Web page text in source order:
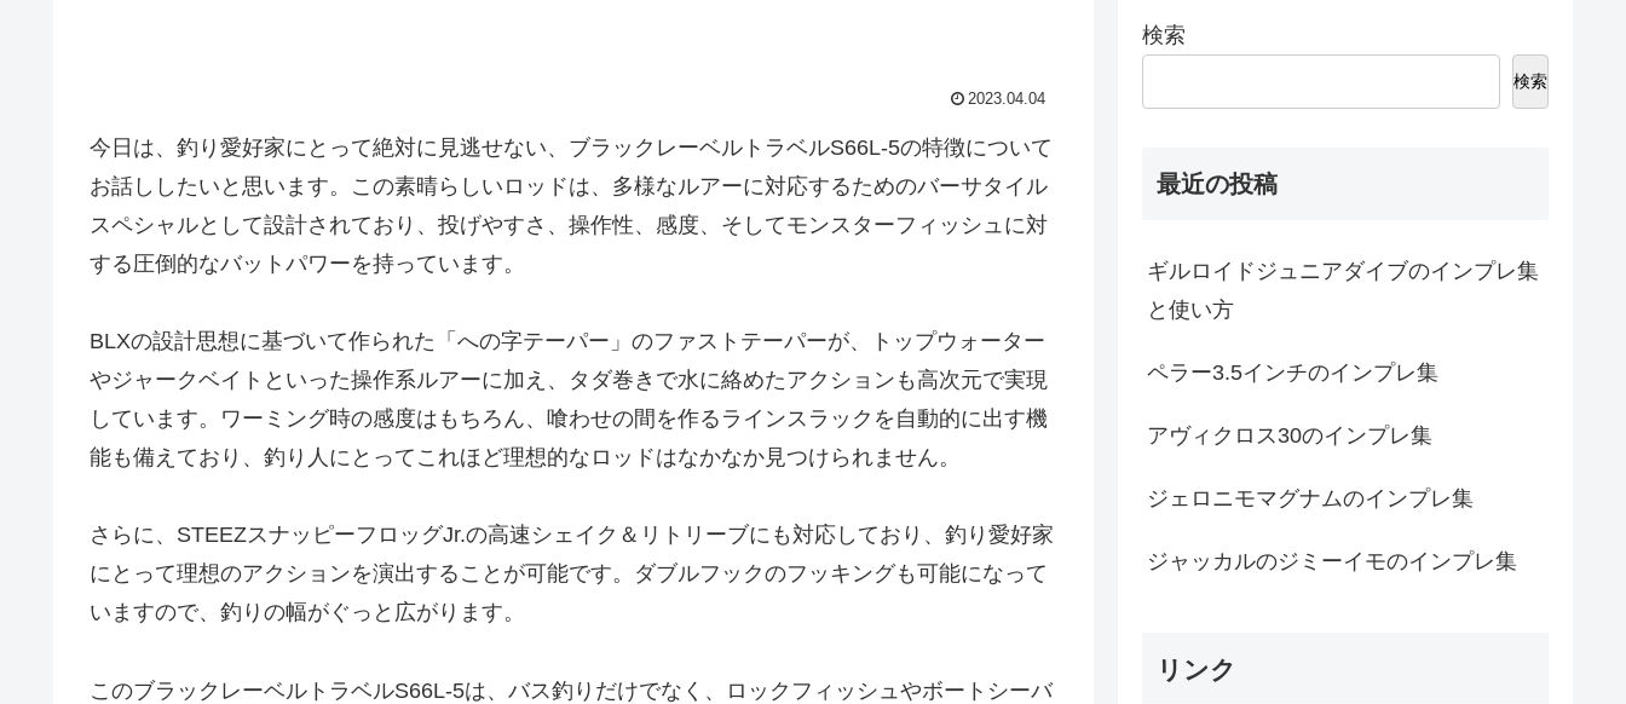
2023.04.04
今日は、釣り愛好家にとって絶対に見逃せない、ブラックレーベルトラベルS66L-5の特徴について
お話ししたいと思います。この素晴らしいロッドは、多様なルアーに対応するためのバーサタイル
スペシャルとして設計されており、投げやすさ、操作性、感度、そしてモンスターフィッシュに対
する圧倒的なバットパワーを持っています。
BLXの設計思想に基づいて作られた「への字テーパー」のファストテーパーが、トップウォーター
やジャークベイトといった操作系ルアーに加え、タダ巻きで水に絡めたアクションも高次元で実現
しています。ワーミング時の感度はもちろん、喰わせの間を作るラインスラックを自動的に出す機
能も備えており、釣り人にとってこれほど理想的なロッドはなかなか見つけられません。
さらに、STEEZスナッピーフロッグJr.の高速シェイク＆リトリーブにも対応しており、釣り愛好家
にとって理想のアクションを演出することが可能です。ダブルフックのフッキングも可能になって
いますので、釣りの幅がぐっと広がります。
このブラックレーベルトラベルS66L-5は、バス釣りだけでなく、ロックフィッシュやボートシーバ
検索
検索
最近の投稿
ギルロイドジュニアダイブのインプレ集
と使い方
ペラー3.5インチのインプレ集
アヴィクロス30のインプレ集
ジェロニモマグナムのインプレ集
ジャッカルのジミーイモのインプレ集
リンク